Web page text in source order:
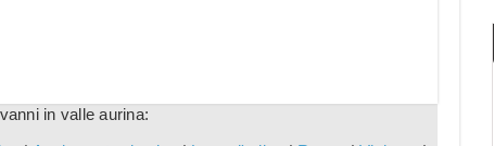
in valle aurina: